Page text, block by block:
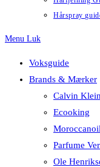
Hårspray
Menu Luk
Voksguide
Brands & Mærker
Calvin
Ecooking
Moroccanoil
Parfume
Ole